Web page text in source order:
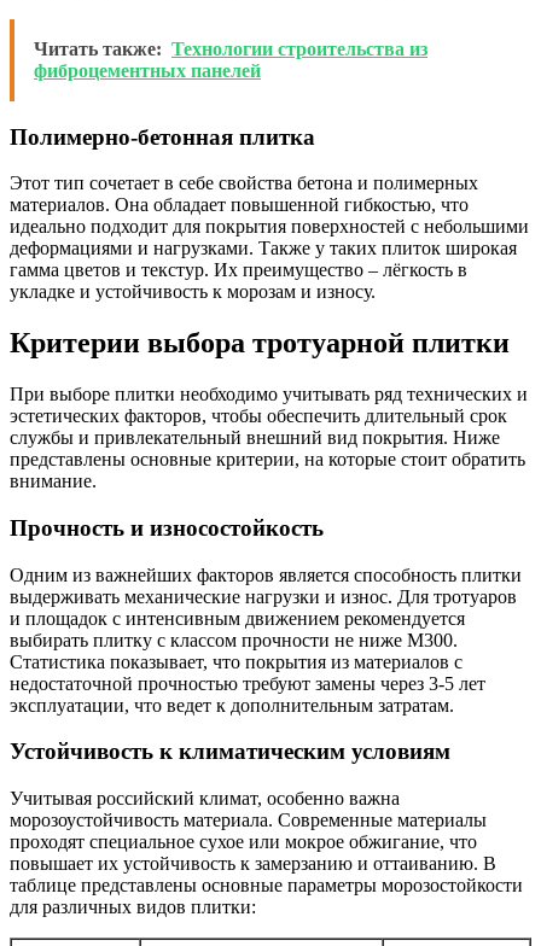
Читать также: Технологии строительства из
фиброцементных панелей
Полимерно-бетонная плитка
Этот тип сочетает в себе свойства бетона и полимерных
материалов. Она обладает повышенной гибкостью, что
идеально подходит для покрытия поверхностей с небольшими
деформациями и нагрузками. Также у таких плиток широкая
гамма цветов и текстур. Их преимущество – лёгкость в
укладке и устойчивость к морозам и износу.
Критерии выбора тротуарной плитки
При выборе плитки необходимо учитывать ряд технических и
эстетических факторов, чтобы обеспечить длительный срок
службы и привлекательный внешний вид покрытия. Ниже
представлены основные критерии, на которые стоит обратить
внимание.
Прочность и износостойкость
Одним из важнейших факторов является способность плитки
выдерживать механические нагрузки и износ. Для тротуаров
и площадок с интенсивным движением рекомендуется
выбирать плитку с классом прочности не ниже М300.
Статистика показывает, что покрытия из материалов с
недостаточной прочностью требуют замены через 3-5 лет
эксплуатации, что ведет к дополнительным затратам.
Устойчивость к климатическим условиям
Учитывая российский климат, особенно важна
морозоустойчивость материала. Современные материалы
проходят специальное сухое или мокрое обжигание, что
повышает их устойчивость к замерзанию и оттаиванию. В
таблице представлены основные параметры морозостойкости
для различных видов плитки: